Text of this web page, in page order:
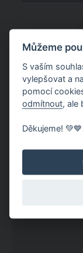
Můžeme
S vaším
vylepšovat a
pomocí
odmítnout ,
Děkujeme! 💚💙